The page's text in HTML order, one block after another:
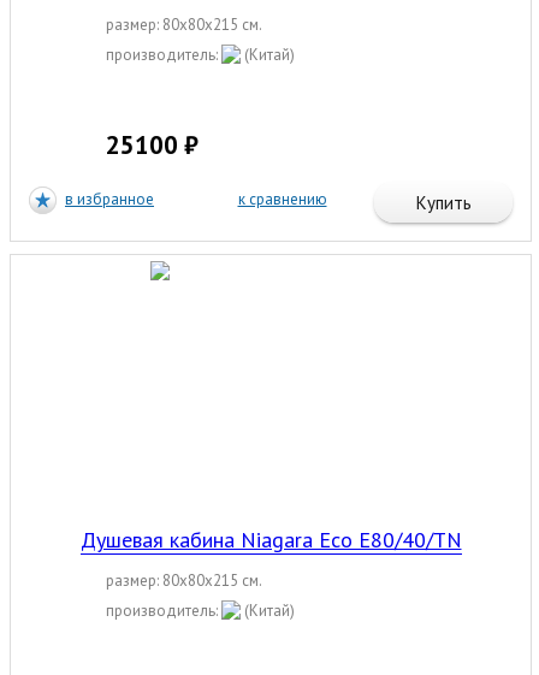
размер: 80x80x215 см.
производитель:
(Китай)
25100 ₽
в избранное к сравнению Купить
Душевая кабина Niagara Eco E80/40/ТN
размер: 80x80x215 см.
производитель:
(Китай)